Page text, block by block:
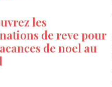
les
de reve pour
de noel au